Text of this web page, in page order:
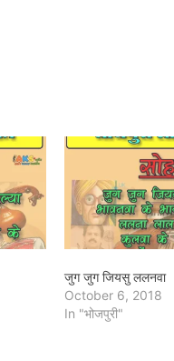
जुग जुग जियसु ललनवा
October 6, 2018
In "भोजपुरी"